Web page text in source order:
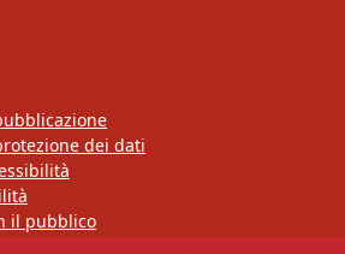
dei dati
il pubblico